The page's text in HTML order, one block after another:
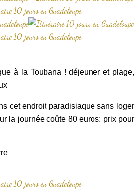
à la Toubana ! déjeuner et plage,
cet endroit paradisiaque sans loger
la journée coûte 80 euros: prix pour